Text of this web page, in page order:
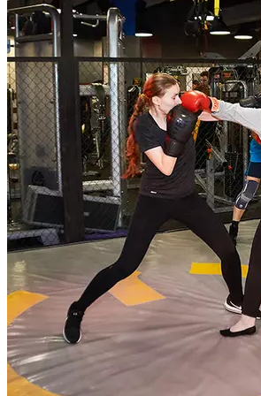
Рекомендована для всех уровней
Продолжительность класса 55 мин.